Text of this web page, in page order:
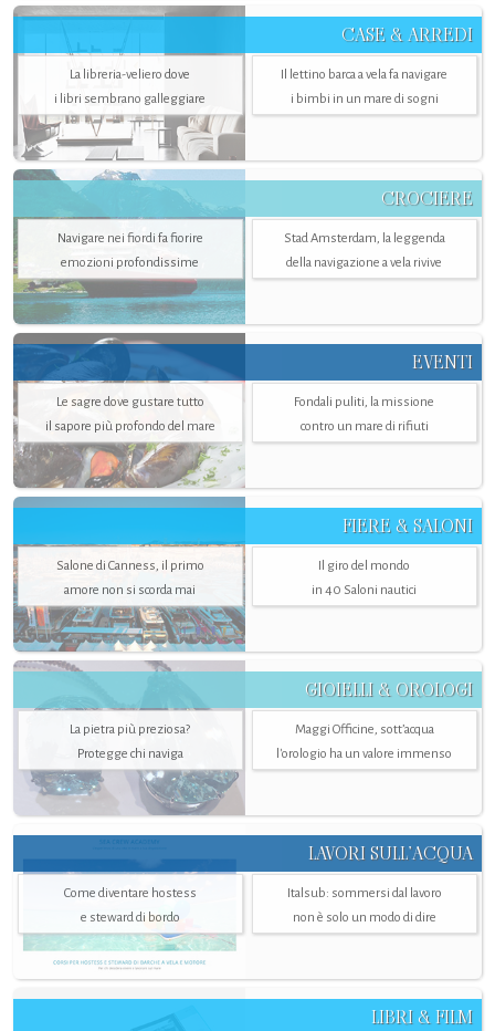
CASE & ARREDI
La libreria-veliero dove
i libri sembrano galleggiare
Il lettino barca a vela fa navigare
i bimbi in un mare di sogni
CROCIERE
Navigare nei fiordi fa fiorire
emozioni profondissime
Stad Amsterdam, la leggenda
della navigazione a vela rivive
EVENTI
Le sagre dove gustare tutto
il sapore più profondo del mare
Fondali puliti, la missione
contro un mare di rifiuti
FIERE & SALONI
Salone di Canness, il primo
amore non si scorda mai
Il giro del mondo
in 40 Saloni nautici
GIOIELLI & OROLOGI
La pietra più preziosa?
Protegge chi naviga
Maggi Officine, sott’acqua
l'orologio ha un valore immenso
LAVORI SULL’ACQUA
Come diventare hostess
e steward di bordo
Italsub: sommersi dal lavoro
non è solo un modo di dire
LIBRI & FILM